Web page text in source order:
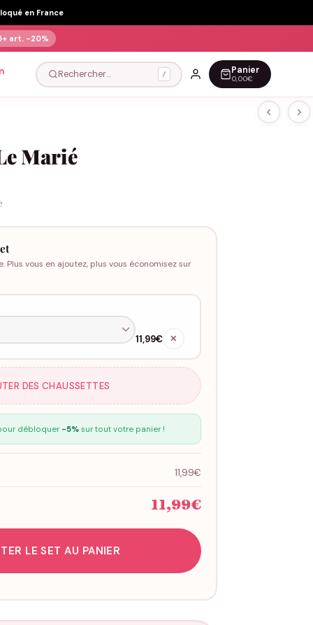
en France
art. -20%
Rechercher… / Panier
0,00€
Marié
vous en ajoutez, plus vous économisez sur
11,99€ ✕
DES CHAUSSETTES
débloquer -5%sur tout votre panier !
11,99€
11,99€
LE SET AU PANIER